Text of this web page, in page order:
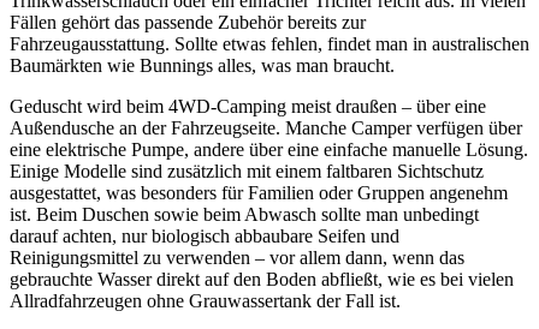
Fällen gehört das passende Zubehör bereits zur
Fahrzeugausstattung. Sollte etwas fehlen, findet man in australischen
Baumärkten wie Bunnings alles, was man braucht.
Geduscht wird beim 4WD-Camping meist draußen – über eine
Außendusche an der Fahrzeugseite. Manche Camper verfügen über
eine elektrische Pumpe, andere über eine einfache manuelle Lösung.
Einige Modelle sind zusätzlich mit einem faltbaren Sichtschutz
ausgestattet, was besonders für Familien oder Gruppen angenehm
ist. Beim Duschen sowie beim Abwasch sollte man unbedingt
darauf achten, nur biologisch abbaubare Seifen und
Reinigungsmittel zu verwenden – vor allem dann, wenn das
gebrauchte Wasser direkt auf den Boden abfließt, wie es bei vielen
Allradfahrzeugen ohne Grauwassertank der Fall ist.